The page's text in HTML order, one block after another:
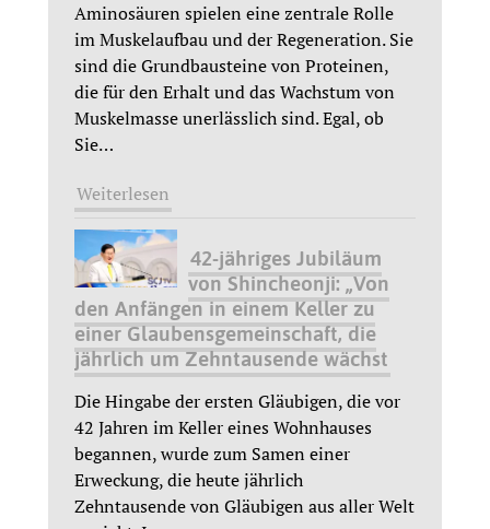
Aminosäuren spielen eine zentrale Rolle
im Muskelaufbau und der Regeneration. Sie
sind die Grundbausteine von Proteinen,
die für den Erhalt und das Wachstum von
Muskelmasse unerlässlich sind. Egal, ob
Sie…
Weiterlesen
42-jähriges Jubiläum
von Shincheonji: „Von
den Anfängen in einem Keller zu
einer Glaubensgemeinschaft, die
jährlich um Zehntausende wächst
Die Hingabe der ersten Gläubigen, die vor
42 Jahren im Keller eines Wohnhauses
begannen, wurde zum Samen einer
Erweckung, die heute jährlich
Zehntausende von Gläubigen aus aller Welt